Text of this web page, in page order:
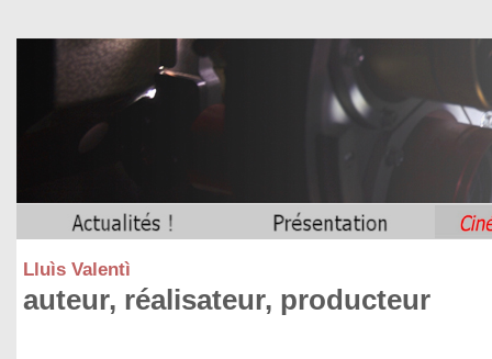
Lluìs Valentì
auteur, réalisateur, producteur